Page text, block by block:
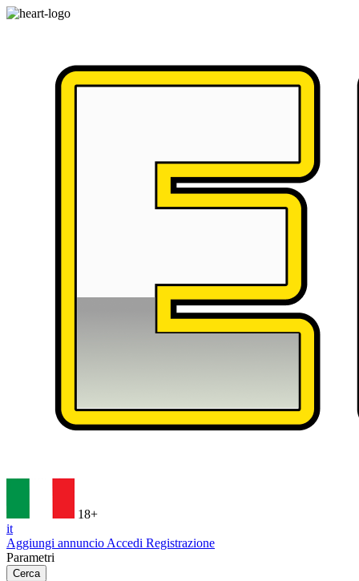
18+
it
Aggiungi annuncio Accedi Registrazione
Parametri
Cerca